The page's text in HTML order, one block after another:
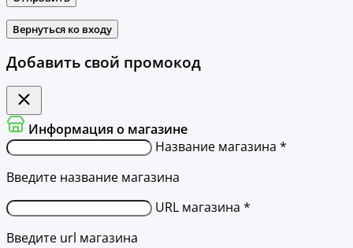
Вернуться ко входу
Добавить свой промокод
Информация о магазине
Название магазина *
Введите название магазина
URL магазина *
Введите url магазина